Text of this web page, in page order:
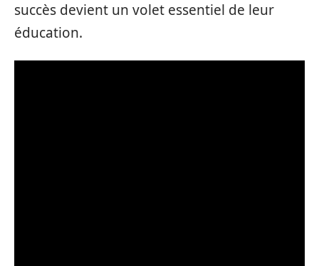
succès devient un volet essentiel de leur
éducation.